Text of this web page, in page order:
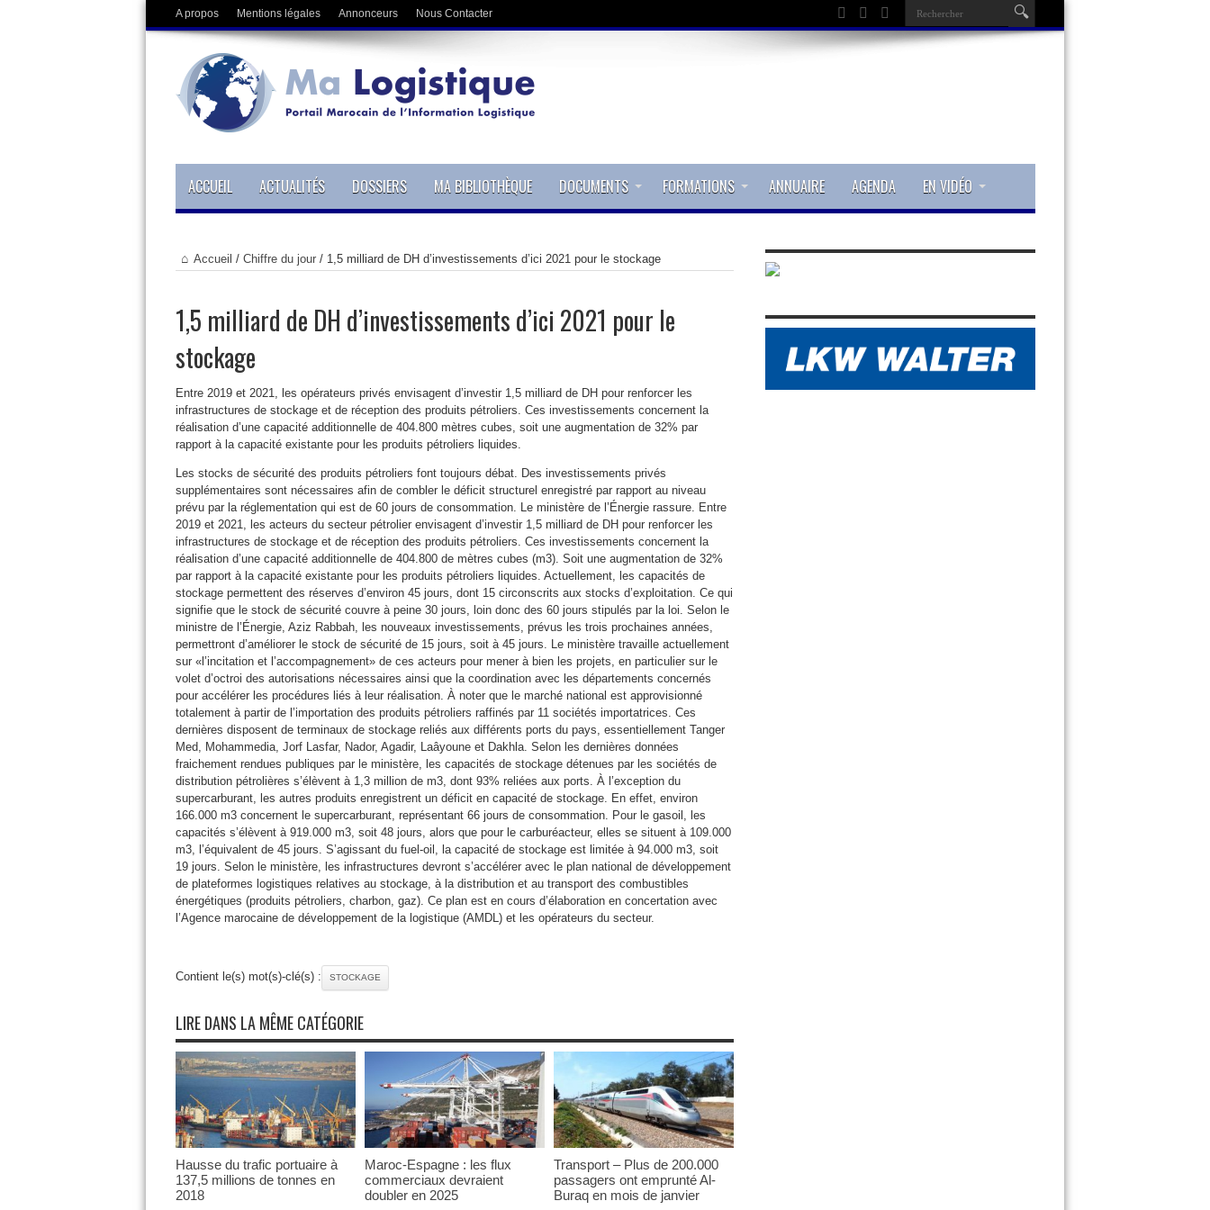
A propos Mentions légales Annonceurs Nous Contacter
ACCUEIL ACTUALITÉS DOSSIERS MA BIBLIOTHÈQUE DOCUMENTS FORMATIONS ANNUAIRE AGENDA EN VIDÉO
Accueil / Chiffre du jour/ 1,5 milliard de DH d’investissements d’ici 2021 pour le stockage
1,5 milliard de DH d’investissements d’ici 2021 pour le
stockage
Entre 2019 et 2021, les opérateurs privés envisagent d’investir 1,5 milliard de DH pour renforcer les
infrastructures de stockage et de réception des produits pétroliers. Ces investissements concernent la
réalisation d’une capacité additionnelle de 404.800 mètres cubes, soit une augmentation de 32% par
rapport à la capacité existante pour les produits pétroliers liquides.
Les stocks de sécurité des produits pétroliers font toujours débat. Des investissements privés
supplémentaires sont nécessaires afin de combler le déficit structurel enregistré par rapport au niveau
prévu par la réglementation qui est de 60 jours de consommation. Le ministère de l’Énergie rassure. Entre
2019 et 2021, les acteurs du secteur pétrolier envisagent d’investir 1,5 milliard de DH pour renforcer les
infrastructures de stockage et de réception des produits pétroliers. Ces investissements concernent la
réalisation d’une capacité additionnelle de 404.800 de mètres cubes (m3). Soit une augmentation de 32%
par rapport à la capacité existante pour les produits pétroliers liquides. Actuellement, les capacités de
stockage permettent des réserves d’environ 45 jours, dont 15 circonscrits aux stocks d’exploitation. Ce qui
signifie que le stock de sécurité couvre à peine 30 jours, loin donc des 60 jours stipulés par la loi. Selon le
ministre de l’Énergie, Aziz Rabbah, les nouveaux investissements, prévus les trois prochaines années,
permettront d’améliorer le stock de sécurité de 15 jours, soit à 45 jours. Le ministère travaille actuellement
sur «l’incitation et l’accompagnement» de ces acteurs pour mener à bien les projets, en particulier sur le
volet d’octroi des autorisations nécessaires ainsi que la coordination avec les départements concernés
pour accélérer les procédures liés à leur réalisation. À noter que le marché national est approvisionné
totalement à partir de l’importation des produits pétroliers raffinés par 11 sociétés importatrices. Ces
dernières disposent de terminaux de stockage reliés aux différents ports du pays, essentiellement Tanger
Med, Mohammedia, Jorf Lasfar, Nador, Agadir, Laâyoune et Dakhla. Selon les dernières données
fraichement rendues publiques par le ministère, les capacités de stockage détenues par les sociétés de
distribution pétrolières s’élèvent à 1,3 million de m3, dont 93% reliées aux ports. À l’exception du
supercarburant, les autres produits enregistrent un déficit en capacité de stockage. En effet, environ
166.000 m3 concernent le supercarburant, représentant 66 jours de consommation. Pour le gasoil, les
capacités s’élèvent à 919.000 m3, soit 48 jours, alors que pour le carburéacteur, elles se situent à 109.000
m3, l’équivalent de 45 jours. S’agissant du fuel-oil, la capacité de stockage est limitée à 94.000 m3, soit
19 jours. Selon le ministère, les infrastructures devront s’accélérer avec le plan national de développement
de plateformes logistiques relatives au stockage, à la distribution et au transport des combustibles
énergétiques (produits pétroliers, charbon, gaz). Ce plan est en cours d’élaboration en concertation avec
l’Agence marocaine de développement de la logistique (AMDL) et les opérateurs du secteur.
Contient le(s) mot(s)-clé(s) : STOCKAGE
LIRE DANS LA MÊME CATÉGORIE
Hausse du trafic portuaire à
137,5 millions de tonnes en
2018
Maroc-Espagne : les flux
commerciaux devraient
doubler en 2025
Transport – Plus de 200.000
passagers ont emprunté Al-
Buraq en mois de janvier